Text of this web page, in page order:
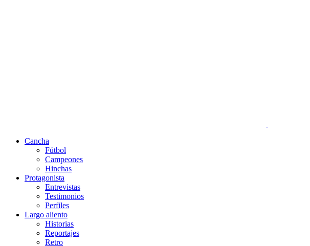
Cancha
Fútbol
Campeones
Hinchas
Protagonista
Entrevistas
Testimonios
Perfiles
Largo aliento
Historias
Reportajes
Retro